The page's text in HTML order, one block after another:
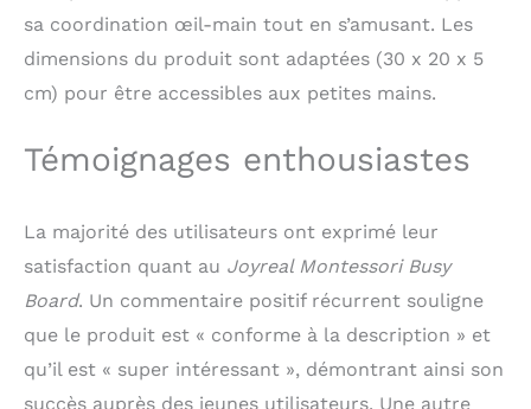
les enfants autistes
【【Voyage Tableau Busy
Board】- Cet jeux
montessori est fabriqué
qualité, léger et doté
facile à transporter
pour les enfants. Parfait
voiture, les road trips,
les voyages en avion ou
partout ailleurs
sa coordination œil-main tout en s’amusant. Les
dimensions du produit sont adaptées (30 x 20 x 5
cm) pour être accessibles aux petites mains.
Témoignages enthousiastes
La majorité des utilisateurs ont exprimé leur
satisfaction quant au Joyreal Montessori Busy
Board. Un commentaire positif récurrent souligne
que le produit est « conforme à la description » et
qu’il est « super intéressant », démontrant ainsi son
succès auprès des jeunes utilisateurs. Une autre